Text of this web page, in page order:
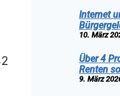
Internet
10. März
Über 4
Renten
9. März